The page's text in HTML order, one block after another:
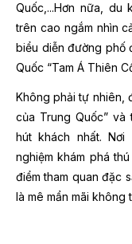
Quốc,...Hơn nữa,
trên cao ngắm nhìn
biểu diễn đường phố
Quốc “Tam Á Thiên
Không phải tự nhiên,
của Trung Quốc” và
hút khách nhất.
nghiệm khám phá
điểm tham quan đặc
là mê mẩn mãi không